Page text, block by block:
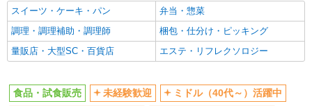
未経験歓迎
ミドル（40代～）活躍中
土日祝休み
上場企業・上場企業のグループ会
社
スイーツ・ケーキ・パン
弁当・惣菜
調理・調理補助・調理師
梱包・仕分け・ピッキング
量販店・大型SC・百貨店
エステ・リフレクソロジー
食品・試食販売 未経験歓迎
ミドル（40代～）活躍中